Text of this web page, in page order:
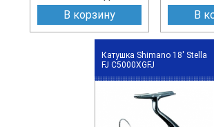
В корзину
В
Катушка Shimano 18' Stella
FJ C5000XGFJ